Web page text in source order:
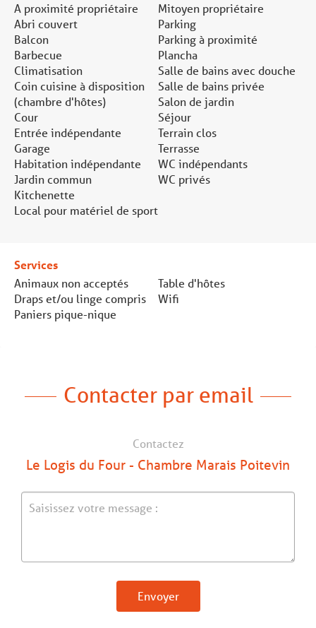
A proximité propriétaire
Abri couvert
Balcon
Barbecue
Climatisation
Coin cuisine à disposition
(chambre d'hôtes)
Cour
Entrée indépendante
Garage
Habitation indépendante
Jardin commun
Kitchenette
Local pour matériel de sport
Mitoyen propriétaire
Parking
Parking à proximité
Plancha
Salle de bains avec douche
Salle de bains privée
Salon de jardin
Séjour
Terrain clos
Terrasse
WC indépendants
WC privés
Services
Animaux non acceptés
Draps et/ou linge compris
Paniers pique-nique
Table d'hôtes
Wifi
Contacter par email
Contactez
Le Logis du Four - Chambre Marais Poitevin
Envoyer